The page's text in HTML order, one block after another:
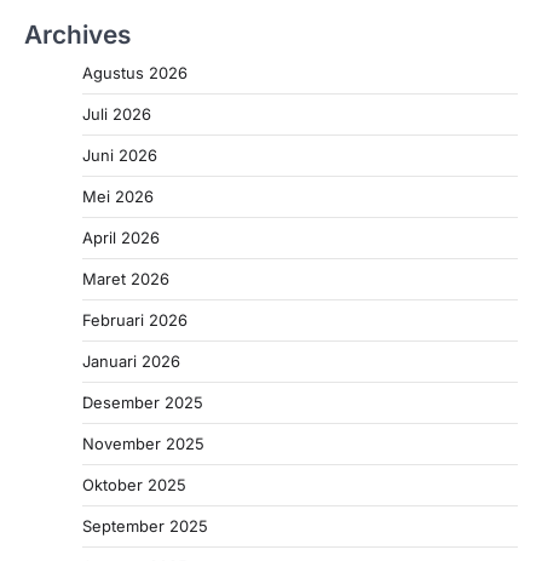
Archives
Agustus 2026
Juli 2026
Juni 2026
Mei 2026
April 2026
Maret 2026
Februari 2026
Januari 2026
Desember 2025
November 2025
Oktober 2025
September 2025